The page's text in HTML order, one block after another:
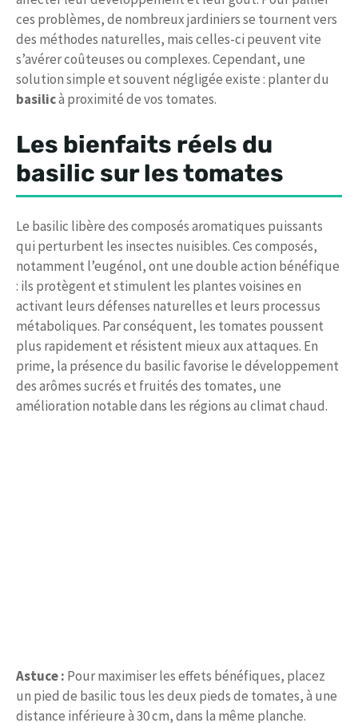
ces problèmes, de nombreux jardiniers se tournent vers
des méthodes naturelles, mais celles-ci peuvent vite
s’avérer coûteuses ou complexes. Cependant, une
solution simple et souvent négligée existe : planter du
basilicà proximité de vos tomates.
Les bienfaits réels du
basilic sur les tomates
Le basilic libère des composés aromatiques puissants
qui perturbent les insectes nuisibles. Ces composés,
notamment l’eugénol, ont une double action bénéfique
: ils protègent et stimulent les plantes voisines en
activant leurs défenses naturelles et leurs processus
métaboliques. Par conséquent, les tomates poussent
plus rapidement et résistent mieux aux attaques. En
prime, la présence du basilic favorise le développement
des arômes sucrés et fruités des tomates, une
amélioration notable dans les régions au climat chaud.
Astuce : Pour maximiser les effets bénéfiques, placez
un pied de basilic tous les deux pieds de tomates, à une
distance inférieure à 30 cm, dans la même planche.